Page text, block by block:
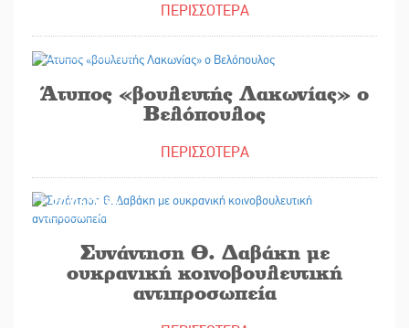
ΠΕΡΙΣΣΟΤΕΡΑ
Άτυπος «βουλευτής Λακωνίας» ο
Βελόπουλος
ΠΕΡΙΣΣΟΤΕΡΑ
20/06/2026
Συνάντηση Θ. Δαβάκη με
ουκρανική κοινοβουλευτική
αντιπροσωπεία